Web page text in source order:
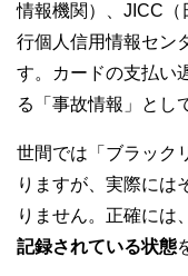
情報機関）、JICC（
行個人信用情報セン
す。カードの支払い
る「事故情報」とし
世間では「ブラック
りますが、実際には
りません。正確には
記録されている状態